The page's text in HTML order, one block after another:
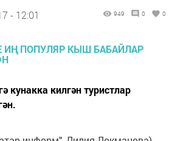
- 12:01 949 0 0
кунакка килгән туристлар